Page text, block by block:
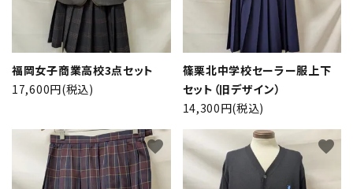
福岡女子商業高校3点セット
17,600円(税込)
篠栗北中学校セーラー服上下
セット（旧デザイン）
14,300円(税込)
favorite favorite